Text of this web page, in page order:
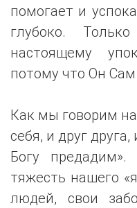
помогает и
глубоко.
настоящему
потому что Он
Как мы говорим
себя, и друг
Богу
тяжесть нашего
людей, свои